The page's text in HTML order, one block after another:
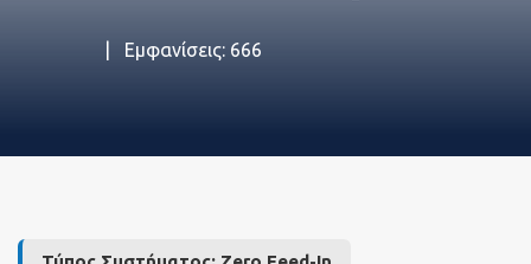
μας
Εμφανίσεις: 666